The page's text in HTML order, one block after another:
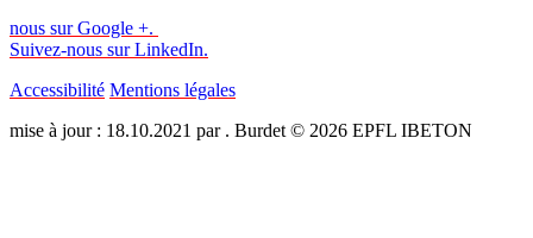
nous sur Google +.
Suivez-nous sur LinkedIn.
Accessibilité Mentions légales
mise à jour : 18.10.2021 par . Burdet © 2026 EPFL IBETON